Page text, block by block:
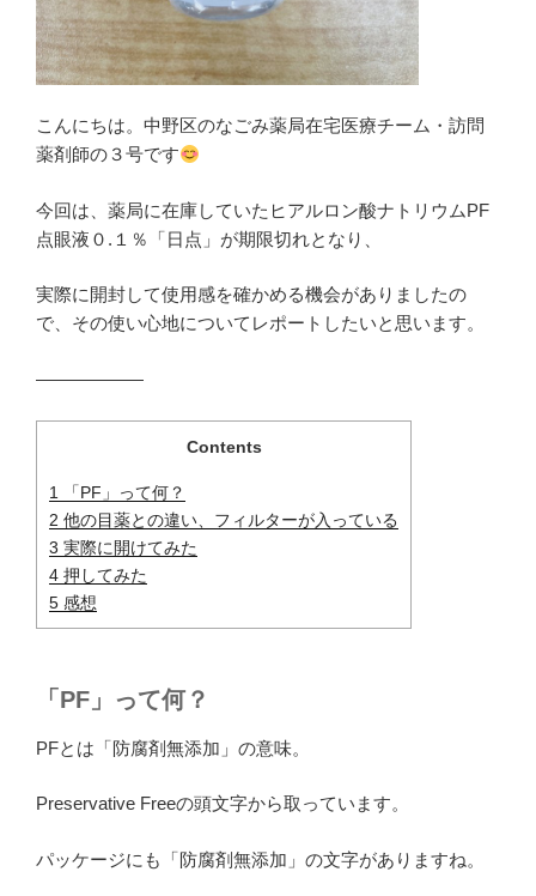
こんにちは。中野区のなごみ薬局在宅医療チーム・訪問
薬剤師の３号です
今回は、薬局に在庫していたヒアルロン酸ナトリウムPF
点眼液０.１％「日点」が期限切れとなり、
実際に開封して使用感を確かめる機会がありましたの
で、その使い心地についてレポートしたいと思います。
――――――
Contents
1
「PF」って何？
2 他の目薬との違い、フィルターが入っている
3 実際に開けてみた
4 押してみた
5 感想
「PF」って何？
PFとは「防腐剤無添加」の意味。
Preservative Freeの頭文字から取っています。
パッケージにも「防腐剤無添加」の文字がありますね。